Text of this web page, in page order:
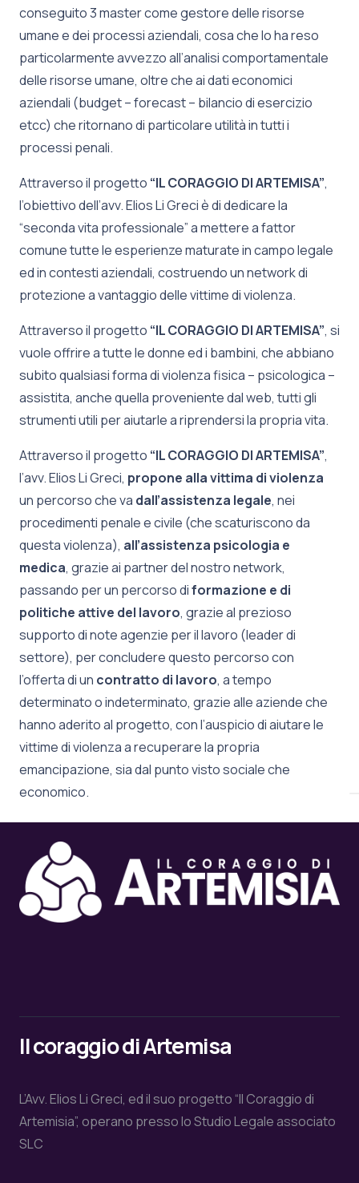
conseguito 3 master come gestore delle risorse
umane e dei processi aziendali, cosa che lo ha reso
particolarmente avvezzo all’analisi comportamentale
delle risorse umane, oltre che ai dati economici
aziendali (budget – forecast – bilancio di esercizio
etcc) che ritornano di particolare utilità in tutti i
processi penali.
Attraverso il progetto “IL CORAGGIO DI ARTEMISA”,
l’obiettivo dell’avv. Elios Li Greci è di dedicare la
“seconda vita professionale” a mettere a fattor
comune tutte le esperienze maturate in campo legale
ed in contesti aziendali, costruendo un network di
protezione a vantaggio delle vittime di violenza.
Attraverso il progetto “IL CORAGGIO DI ARTEMISA”, si
vuole offrire a tutte le donne ed i bambini, che abbiano
subito qualsiasi forma di violenza fisica – psicologica –
assistita, anche quella proveniente dal web, tutti gli
strumenti utili per aiutarle a riprendersi la propria vita.
Attraverso il progetto “IL CORAGGIO DI ARTEMISA”,
l’avv. Elios Li Greci, propone alla vittima di violenza
un percorso che va dall’assistenza legale, nei
procedimenti penale e civile (che scaturiscono da
questa violenza), all’assistenza psicologia e
medica, grazie ai partner del nostro network,
passando per un percorso diformazione e di
politiche attive del lavoro, grazie al prezioso
supporto di note agenzie per il lavoro (leader di
settore), per concludere questo percorso con
l’offerta di un contratto di lavoro, a tempo
determinato o indeterminato, grazie alle aziende che
hanno aderito al progetto, con l’auspicio di aiutare le
vittime di violenza a recuperare la propria
emancipazione, sia dal punto visto sociale che
economico.
Il coraggio di Artemisa
L’Avv. Elios Li Greci, ed il suo progetto “Il Coraggio di
Artemisia”, operano presso lo Studio Legale associato
SLC